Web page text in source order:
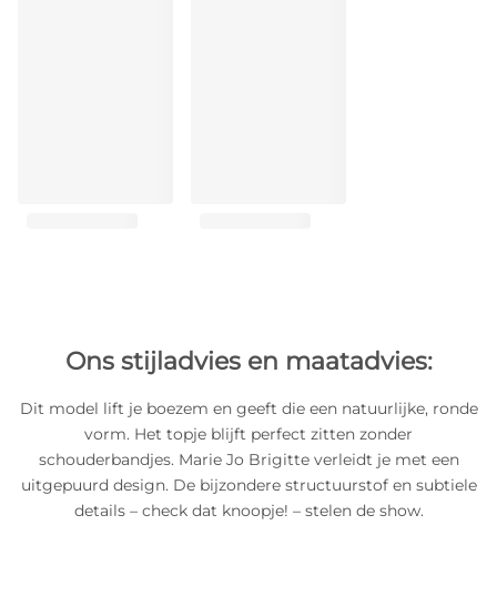
Ons stijladvies en maatadvies:
Dit model lift je boezem en geeft die een natuurlijke, ronde
vorm. Het topje blijft perfect zitten zonder
schouderbandjes. Marie Jo Brigitte verleidt je met een
uitgepuurd design. De bijzondere structuurstof en subtiele
details – check dat knoopje! – stelen de show.